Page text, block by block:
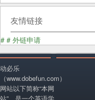
友情链接
# # 外链申请
动必乐
（www.dobefun.com）
网站以下简称“本网